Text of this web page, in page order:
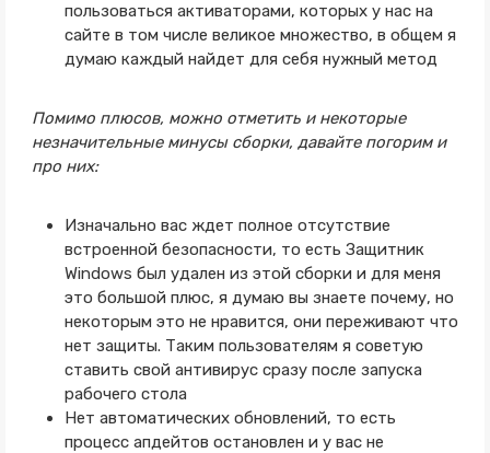
пользоваться активаторами, которых у нас на
сайте в том числе великое множество, в общем я
думаю каждый найдет для себя нужный метод
Помимо плюсов, можно отметить и некоторые
незначительные минусы сборки, давайте погорим и
про них:
Изначально вас ждет полное отсутствие
встроенной безопасности, то есть Защитник
Windows был удален из этой сборки и для меня
это большой плюс, я думаю вы знаете почему, но
некоторым это не нравится, они переживают что
нет защиты. Таким пользователям я советую
ставить свой антивирус сразу после запуска
рабочего стола
Нет автоматических обновлений, то есть
процесс апдейтов остановлен и у вас не